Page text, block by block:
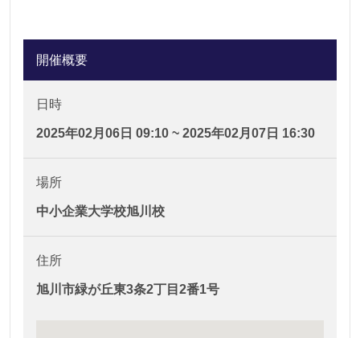
開催概要
日時
2025年02月06日 09:10 ~ 2025年02月07日 16:30
場所
中小企業大学校旭川校
住所
旭川市緑が丘東3条2丁目2番1号